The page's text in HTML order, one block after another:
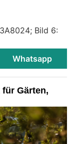
Bild 6:
Whatsapp
Gärten,